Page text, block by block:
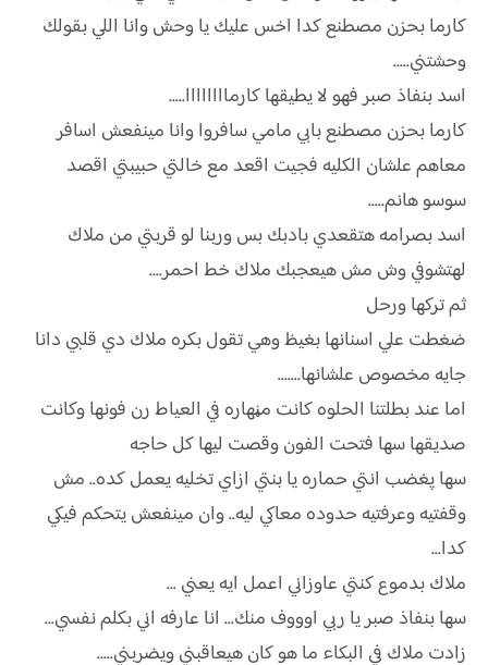
كارما بحزن مصطنع كدا اخس عليك يا وحش وانا اللي بقولك
وحشتني.....
اسد بنفاذ صبر فهو لا يطيقها كارماااااااا.....
كارما بحزن مصطنع بابي مامي سافروا وانا مينفعش اسافر
معاهم علشان الكليه فجيت اقعد مع خالتي حبيبتي اقصد
سوسو هانم.....
اسد بصرامه هتقعدي بادبك بس وربنا لو قربتي من ملاك
لهتشوفي وش مش هيعجبك ملاك خط احمر....
ثم تركها ورحل
ضغطت علي اسنانها بغيظ وهي تقول بكره ملاك دي قلبي دانا
جايه مخصوص علشانها.......
اما عند بطلتنا الحلوه كانت مڼهاره في العياط رن فونها وكانت
صديقها سها فتحت الفون وقصت ليها كل حاجه
سها پغضب انتي حماره يا بنتي ازاي تخليه يعمل كده.. مش
وقفتيه وعرفتيه حدوده معاكي ليه.. وان مينفعش يتحكم فيكي
كدا...
ملاك بدموع كنتي عاوزاني اعمل ايه يعني ...
سها بنفاذ صبر يا ربي اوووف منك... انا عارفه اني بكلم نفسي...
زادت ملاك في البكاء ما هو كان هيعاقبني ويضربني.....